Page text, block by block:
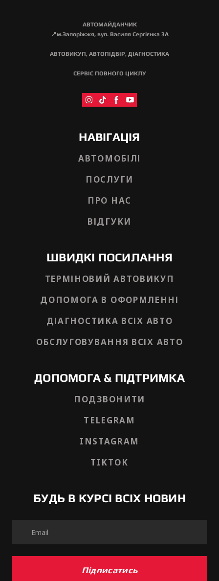
АВТОМАЙДАНЧИК
📍м.Запоріжжя, вул. Василя Сергієнка 3А
АВТОВИКУП, АВТОПІДБІР, ДІАГНОСТИКА
СЕРВІС ПОВНОГО ЦИКЛУ
НАВІГАЦІЯ
АВТОМОБІЛІ
ПОСЛУГИ
ПРО НАС
ВІДГУКИ
ШВИДКІ ПОСИЛАННЯ
ТЕРМІНОВИЙ АВТОВИКУП
ДОПОМОГА В ОФОРМЛЕННІ
ДІАГНОСТИКА ВСІХ АВТО
ОБСЛУГОВУВАННЯ ВСІХ АВТО
ДОПОМОГА & ПІДТРИМКА
ПОДЗВОНИТИ
TELEGRAM
INSTAGRAM
TIKTOK
БУДЬ В КУРСІ ВСІХ НОВИН
Підписатись